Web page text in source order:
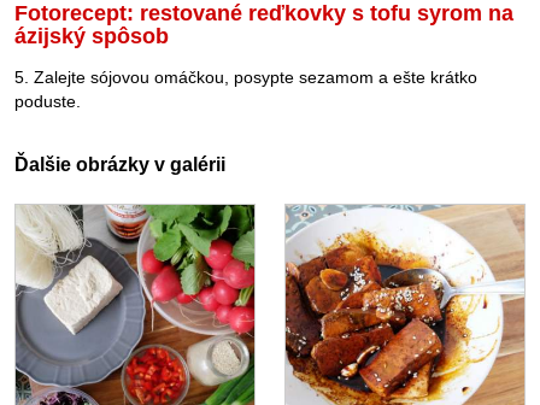
Fotorecept: restované reďkovky s tofu syrom na
ázijský spôsob
5. Zalejte sójovou omáčkou, posypte sezamom a ešte krátko
poduste.
Ďalšie obrázky v galérii